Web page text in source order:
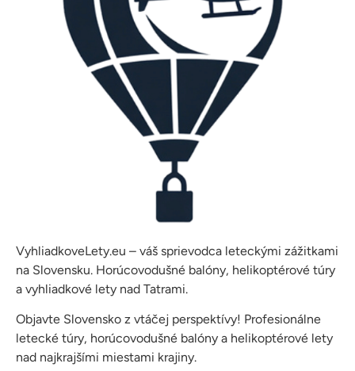
VyhliadkoveLety.eu – váš sprievodca leteckými zážitkami
na Slovensku. Horúcovodušné balóny, helikoptérové túry
a vyhliadkové lety nad Tatrami.
Objavte Slovensko z vtáčej perspektívy! Profesionálne
letecké túry, horúcovodušné balóny a helikoptérové lety
nad najkrajšími miestami krajiny.